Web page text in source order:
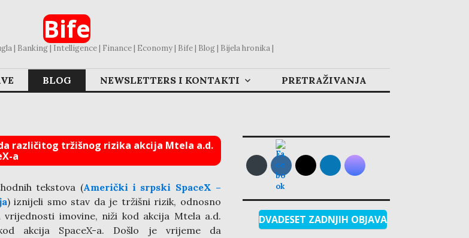
Bife
| Banking | Intelligence | Finance | Economy | Bife | Blog | Bijela hronika |
BLOG NEWSLETTERS I KONTAKTI PRETRAŽIVANJA
različitog tržišnog rizika akcija Mtela a.d.
a
tekstova (Američki i srpski SpaceX –
) iznijeli smo stav da je tržišni rizik, odnosno
imovine, niži kod akcija Mtela a.d.
akcija SpaceX-a. Došlo je vrijeme da
DVADESET ZADNJIH OBJAVA